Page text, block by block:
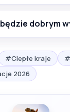
dobrym
#Ciepłe kraje
2026